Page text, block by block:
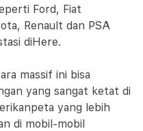
Ford, Fiat
Renault dan PSA
diHere.
massif ini bisa
yang sangat ketat di
yang lebih
di mobil-mobil